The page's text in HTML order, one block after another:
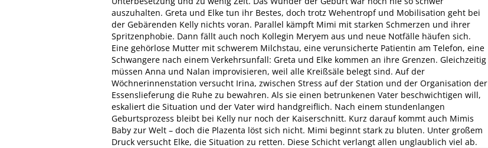
auszuhalten. Greta und Elke tun ihr Bestes, doch trotz Wehentropf und Mobilisation geht bei
der Gebärenden Kelly nichts voran. Parallel kämpft Mimi mit starken Schmerzen und ihrer
Spritzenphobie. Dann fällt auch noch Kollegin Meryem aus und neue Notfälle häufen sich.
Eine gehörlose Mutter mit schwerem Milchstau, eine verunsicherte Patientin am Telefon, eine
Schwangere nach einem Verkehrsunfall: Greta und Elke kommen an ihre Grenzen. Gleichzeitig
müssen Anna und Nalan improvisieren, weil alle Kreißsäle belegt sind. Auf der
Wöchnerinnenstation versucht Irina, zwischen Stress auf der Station und der Organisation der
Essenslieferung die Ruhe zu bewahren. Als sie einen betrunkenen Vater beschwichtigen will,
eskaliert die Situation und der Vater wird handgreiflich. Nach einem stundenlangen
Geburtsprozess bleibt bei Kelly nur noch der Kaiserschnitt. Kurz darauf kommt auch Mimis
Baby zur Welt – doch die Plazenta löst sich nicht. Mimi beginnt stark zu bluten. Unter großem
Druck versucht Elke, die Situation zu retten. Diese Schicht verlangt allen unglaublich viel ab.